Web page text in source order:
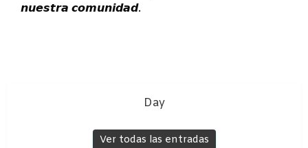
𝙣𝙪𝙚𝙨𝙩𝙧𝙖 𝙘𝙤𝙢𝙪𝙣𝙞𝙙𝙖𝙙.
Day
Ver todas las entradas